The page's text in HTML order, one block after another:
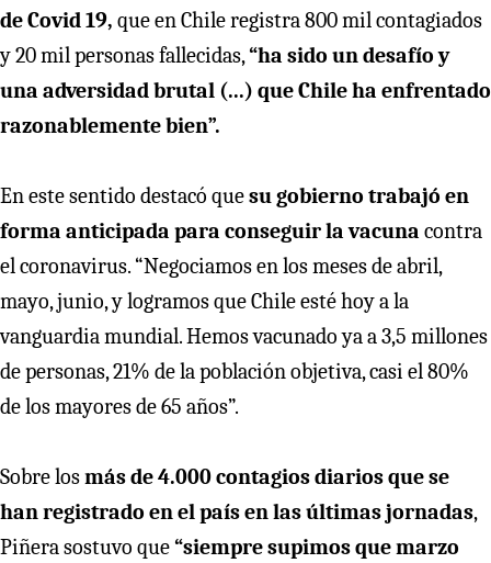
de Covid 19, que en Chile registra 800 mil contagiados
y 20 mil personas fallecidas,“ha sido un desafío y
una adversidad brutal (...) que Chile ha enfrentado
razonablemente bien”.
En este sentido destacó quesu gobierno trabajó en
forma anticipada para conseguir la vacuna contra
el coronavirus. “Negociamos en los meses de abril,
mayo, junio, y logramos que Chile esté hoy a la
vanguardia mundial. Hemos vacunado ya a 3,5 millones
de personas, 21% de la población objetiva, casi el 80%
de los mayores de 65 años”.
Sobre losmás de 4.000 contagios diarios que se
han registrado en el país en las últimas jornadas,
Piñera sostuvo que“siempre supimos que marzo